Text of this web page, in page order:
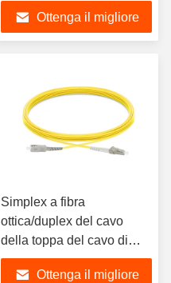
Ottenga il migliore
Simplex a fibra
ottica/duplex del cavo
della toppa del cavo di
toppa dello Sc LC MP
Ottenga il migliore